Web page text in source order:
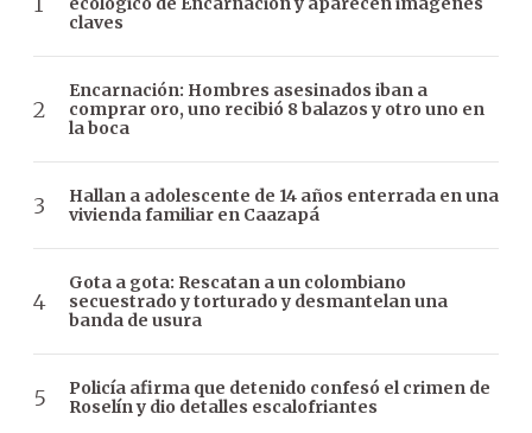
claves
Encarnación: Hombres asesinados iban a
comprar oro, uno recibió 8 balazos y otro uno en
la boca
Hallan a adolescente de 14 años enterrada en una
vivienda familiar en Caazapá
Gota a gota: Rescatan a un colombiano
secuestrado y torturado y desmantelan una
banda de usura
Policía afirma que detenido confesó el crimen de
Roselín y dio detalles escalofriantes